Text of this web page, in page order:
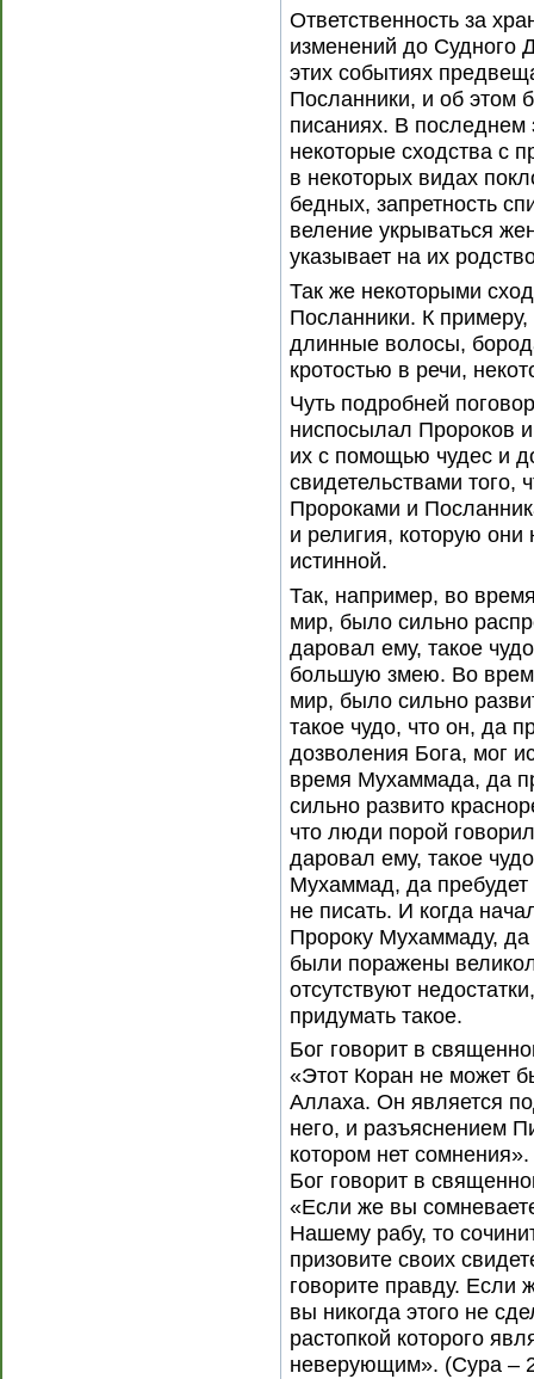
Ответственность за
изменений до Судного
этих событиях
Посланники, и об этом
писаниях. В последнем
некоторые сходства с
в некоторых видах
бедных, запретность
веление укрываться
указывает на их
Так же некоторыми
Посланники. К
длинные волосы,
кротостью в речи,
Чуть подробней
ниспосылал Пророков
их с помощью чудес и
свидетельствами того,
Пророками и
и религия, которую
истинной.
Так, например, во
мир, было сильно
даровал ему, такое
большую змею. Во
мир, было сильно
такое чудо, что он, да
дозволения Бога, мог
время Мухаммада, да
сильно развито
что люди порой
даровал ему, такое
Мухаммад, да
не писать. И когда
Пророку Мухаммаду,
были поражены
отсутствуют
придумать такое.
Бог говорит в
«Этот Коран не может
Аллаха. Он является
него, и разъяснением
котором нет
Бог говорит в
«Если же вы
Нашему рабу, то
призовите своих
говорите правду. Если
вы никогда этого не
растопкой которого
неверующим». (Сура –